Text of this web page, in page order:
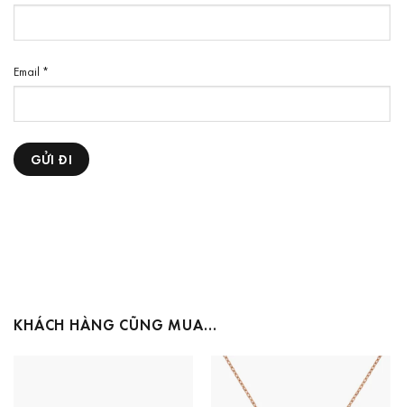
Email *
KHÁCH HÀNG CŨNG MUA…